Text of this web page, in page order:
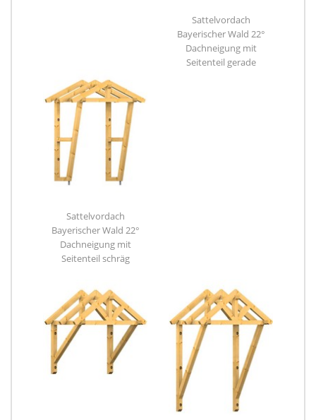
Sattelvordach
Bayerischer Wald 22°
Dachneigung mit
Seitenteil gerade
Sattelvordach
Bayerischer Wald 22°
Dachneigung mit
Seitenteil schräg